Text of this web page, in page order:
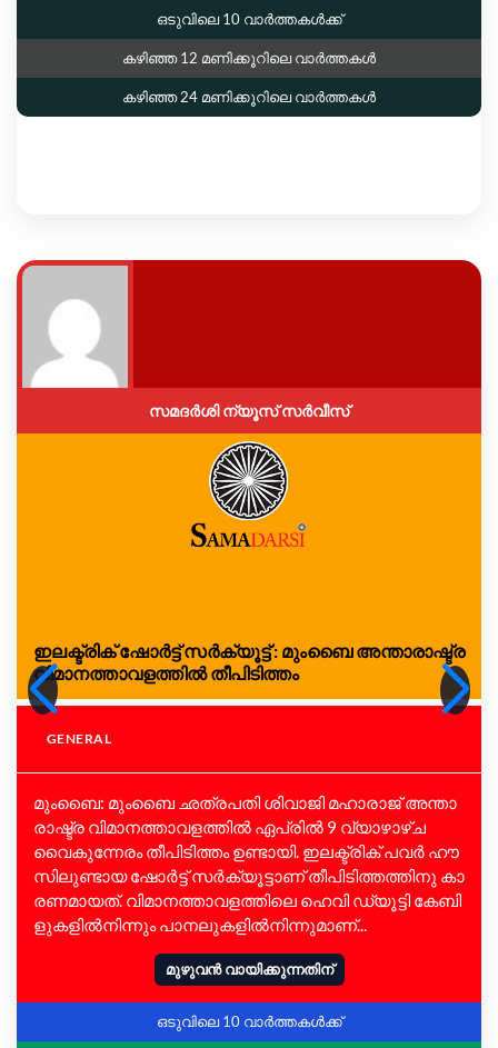
ഒടുവിലെ 10 വാർത്തകൾക്ക്
കഴിഞ്ഞ 12 മണിക്കൂറിലെ വാർത്തകൾ
കഴിഞ്ഞ 24 മണിക്കൂറിലെ വാർത്തകൾ
സമദർശി ന്യൂസ് സർവീസ്
ഇ​ല​ക്ട്രി​ക് ഷോ​ർട്ട് സ​ർ​ക്യൂ​ട്ട് : മും​ബൈ അ​ന്താ​രാ​ഷ്ട്ര
വി​മാ​ന​ത്താ​വ​ള​ത്തി​ൽ തീ​പി​ടി​ത്തം
GENERAL
മും​ബൈ: മും​ബൈ ഛത്ര​പ​തി ശി​വാ​ജി മ​ഹാ​രാ​ജ് അ​ന്താ​
രാ​ഷ്ട്ര വി​മാ​ന​ത്താ​വ​ള​ത്തി​ൽ ഏപ്രിൽ 9 വ്യാ​ഴാ​ഴ്ച
വൈ​കു​ന്നേ​രം തീ​പി​ടി​ത്തം ഉ​ണ്ടാ​യി. ഇ​ല​ക്ട്രി​ക് പ​വ​ർ ഹൗ​
സി​ലു​ണ്ടാ​യ ഷോ​ർ​ട്ട് സ​ർ​ക്യൂ​ട്ടാ​ണ് തീ​പി​ടിത്ത​ത്തിനു കാ​
ര​ണ​മാ​യ​ത്. വി​മാ​ന​ത്താ​വ​ള​ത്തി​ലെ ഹെ​വി ഡ്യൂ​ട്ടി കേ​ബി​
ളു​ക​ളി​ൽനി​ന്നും പാ​ന​ലു​ക​ളി​ൽനി​ന്നു​മാ​ണ്...
മുഴുവൻ വായിക്കുന്നതിന്
ഒടുവിലെ 10 വാർത്തകൾക്ക്